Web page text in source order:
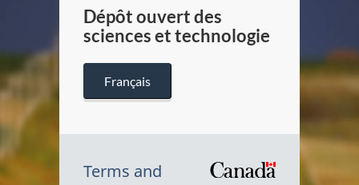
Dépôt ouvert des
sciences et technologie
Français
Terms and